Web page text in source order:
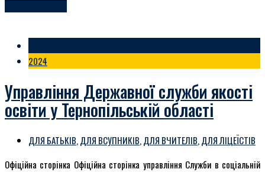
2024
Управління Державної служби якості
освіти у Тернопільській області
ДЛЯ БАТЬКІВ,ДЛЯ ВСУПНИКІВ,ДЛЯ ВЧИТЕЛІВ,ДЛЯ ЛІЦЕЇСТІВ
Офіційна сторінка Офіційна сторінка управління Служби в соціальній